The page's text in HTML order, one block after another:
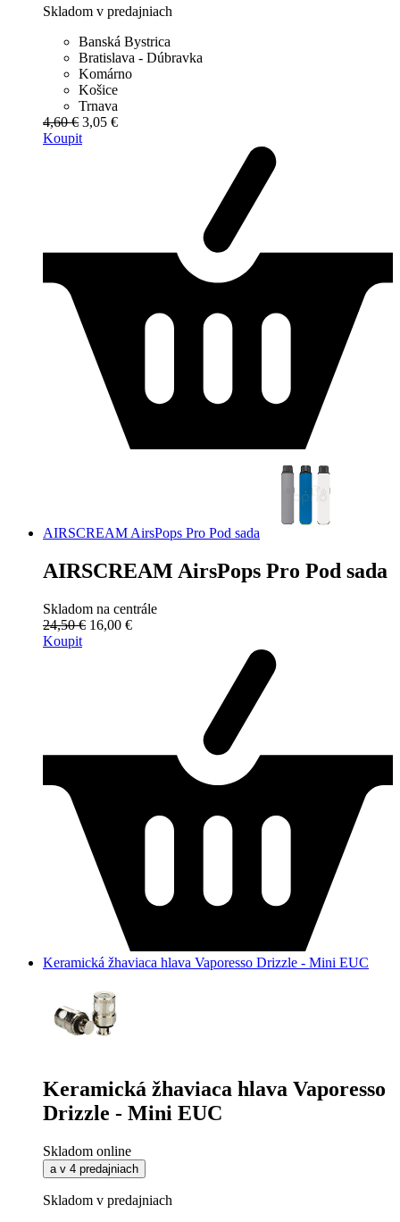
Skladom v predajniach
Banská Bystrica
Bratislava - Dúbravka
Komárno
Košice
Trnava
4,60 € 3,05 €
Koupit
AIRSCREAM AirsPops Pro Pod sada
AIRSCREAM AirsPops Pro Pod sada
Skladom na centrále
24,50 € 16,00 €
Koupit
Keramická žhaviaca hlava Vaporesso Drizzle - Mini EUC
Keramická žhaviaca hlava Vaporesso
Drizzle - Mini EUC
Skladom online
a v 4 predajniach
Skladom v predajniach